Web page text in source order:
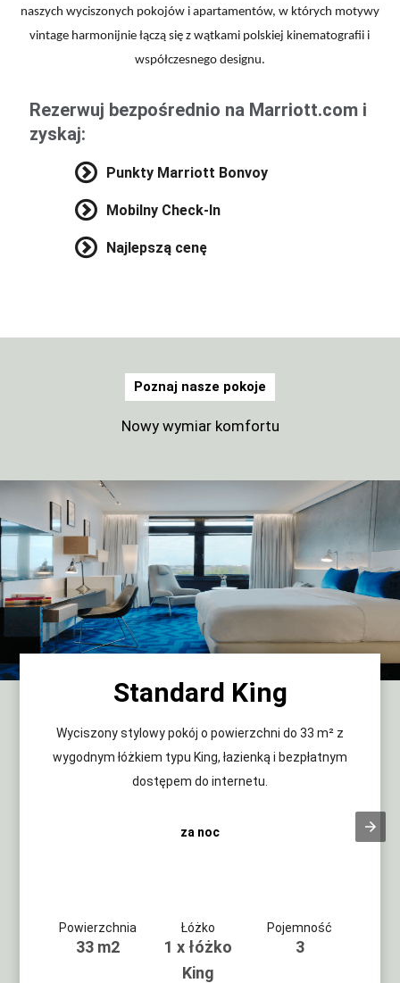
naszych wyciszonych pokojów i apartamentów, w których motywy
vintage harmonijnie łączą się z wątkami polskiej kinematografii i
współczesnego designu.
Rezerwuj bezpośrednio na Marriott.com i
zyskaj:
Punkty Marriott Bonvoy
Mobilny Check-In
Najlepszą cenę
Poznaj nasze pokoje
Nowy wymiar komfortu
Standard King
Wyciszony stylowy pokój o powierzchni do 33 m² z
wygodnym łóżkiem typu King, łazienką i bezpłatnym
dostępem do internetu.
za noc
Powierzchnia
33 m2
Łóżko
1 x łóżko
King
Pojemność
3